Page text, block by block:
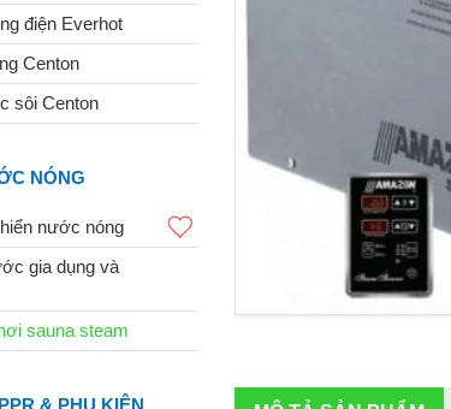
điện Everhot
Centon
sôi Centon
NÓNG
nước nóng
gia dụng và
sauna steam
& PHỤ KIỆN